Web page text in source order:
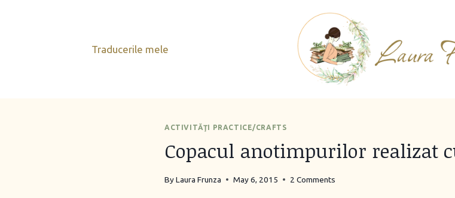
Traducerile mele
ACTIVITĂŢI PRACTICE/CRAFTS
Copacul anotimpurilor realizat
ByLaura Frunza May 6, 2015 2 Comments